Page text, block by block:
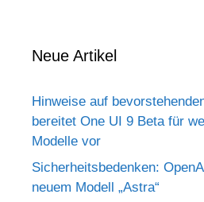
Neue Artikel
Hinweise auf
bereitet One UI 9 Beta für
Modelle vor
Sicherheitsbedenken:
neuem Modell „Astra“